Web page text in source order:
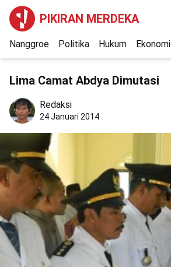
PIKIRAN MERDEKA
Nanggroe Politika Hukum Ekonomi
Lima Camat Abdya Dimutasi
Redaksi
24 Januari 2014